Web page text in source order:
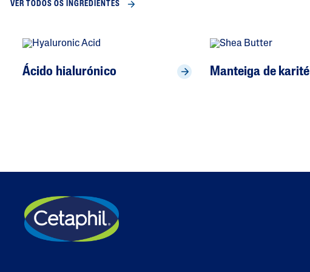
VER TODOS OS INGREDIENTES
Ácido hialurónico Manteiga de karité